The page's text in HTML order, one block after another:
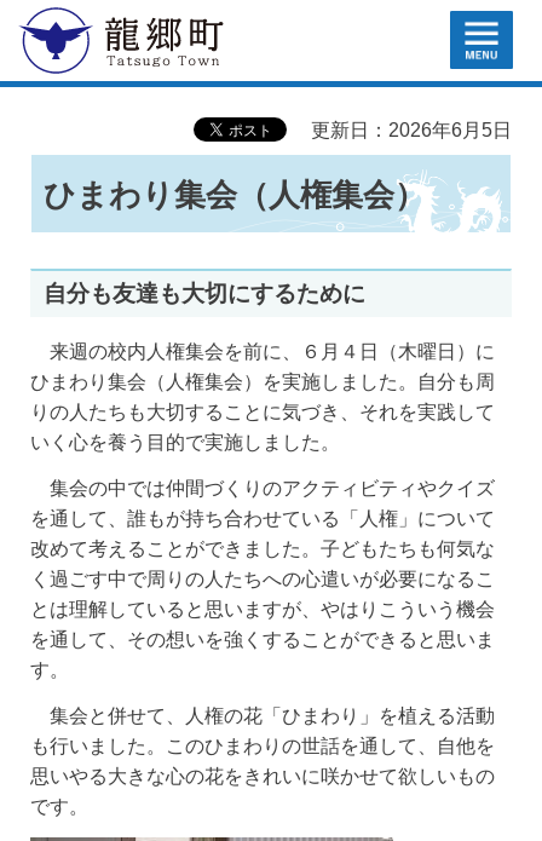
龍郷町 MENU
更新日：2026年6月5日
ひまわり集会（人権集会）
自分も友達も大切にするために
来週の校内人権集会を前に、６月４日（木曜日）に
ひまわり集会（人権集会）を実施しました。自分も周
りの人たちも大切することに気づき、それを実践して
いく心を養う目的で実施しました。
集会の中では仲間づくりのアクティビティやクイズ
を通して、誰もが持ち合わせている「人権」について
改めて考えることができました。子どもたちも何気な
く過ごす中で周りの人たちへの心遣いが必要になるこ
とは理解していると思いますが、やはりこういう機会
を通して、その想いを強くすることができると思いま
す。
集会と併せて、人権の花「ひまわり」を植える活動
も行いました。このひまわりの世話を通して、自他を
思いやる大きな心の花をきれいに咲かせて欲しいもの
です。